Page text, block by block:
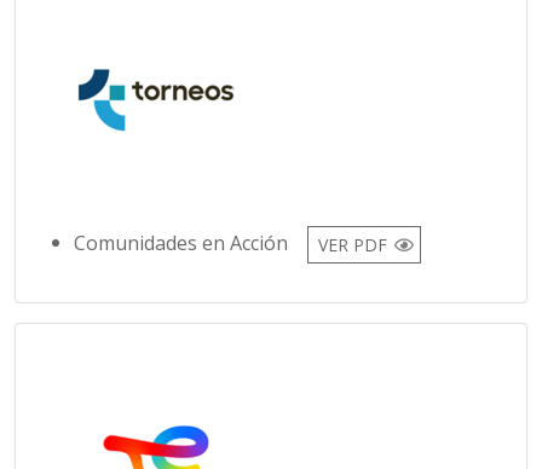
Comunidades en Acción VER PDF